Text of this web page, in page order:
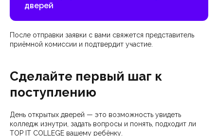
дверей
После отправки заявки с вами свяжется представитель
приёмной комиссии и подтвердит участие.
Сделайте первый шаг к
поступлению
День открытых дверей — это возможность увидеть
колледж изнутри, задать вопросы и понять, подходит ли
TOP IT COLLEGE вашему ребёнку.